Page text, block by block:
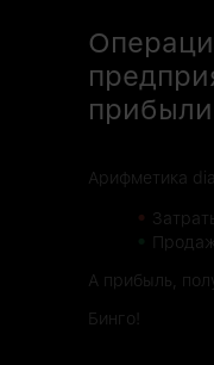
Арифметика
•
А прибыль,
Бинго!